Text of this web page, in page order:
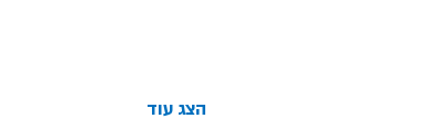
הצג עוד